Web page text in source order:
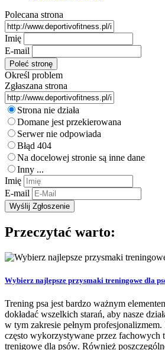
Polecana strona
Imię
E-mail
Określ problem
Zgłaszana strona
Strona nie działa
Domane jest przekierowana
Serwer nie odpowiada
Błąd 404
Na docelowej stronie są inne dane
Inny ...
Imię
E-mail
Przeczytać warto:
Wybierz najlepsze przysmaki treningowe dla
Trening psa jest bardzo ważnym
dokładać wszelkich starań, aby nasze
w tym zakresie pełnym
często wykorzystywane przez fachowych
trenigowe dla psów. Również